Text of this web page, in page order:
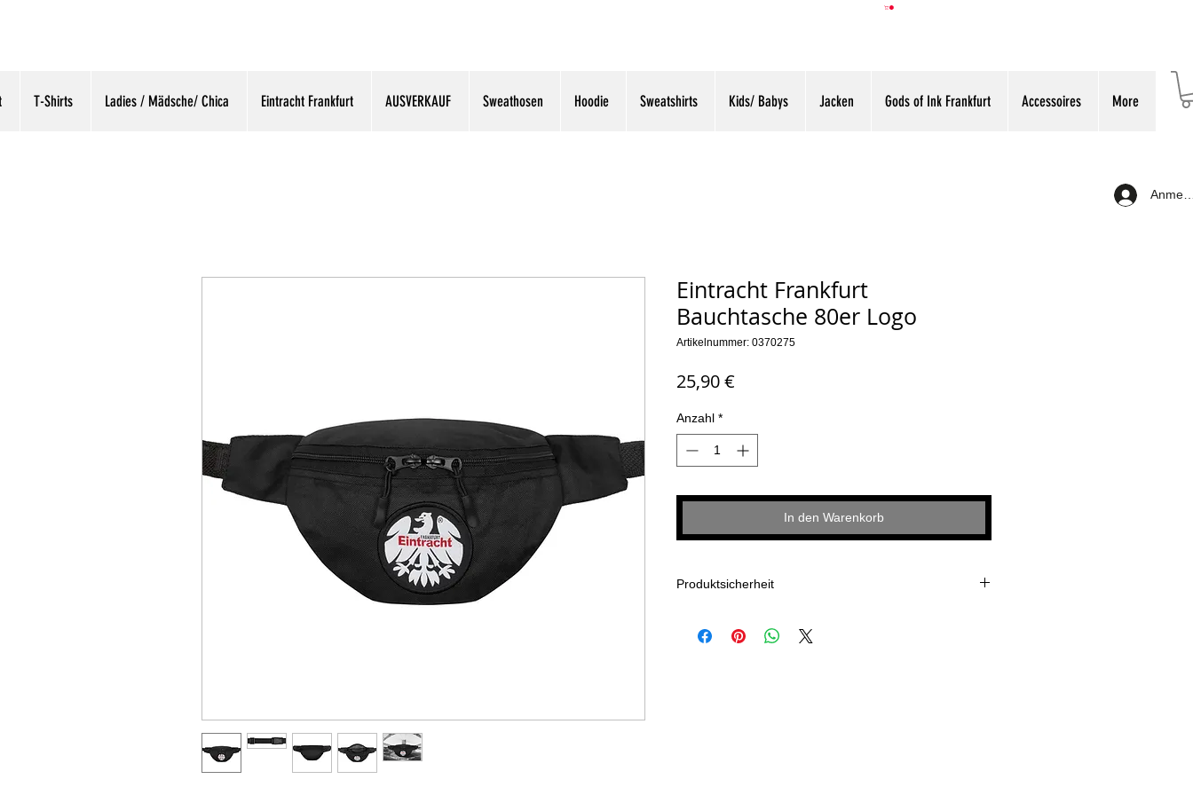
T-Shirts Ladies / Mädsche/ Chica Eintracht Frankfurt AUSVERKAUF Sweathosen Hoodie Sweatshirts Kids/ Babys Jacken Gods of Ink Frankfurt Accessoires More
Eintracht Frankfurt
Bauchtasche 80er Logo
Artikelnummer: 0370275
25,90 €
Anzahl *
In den Warenkorb
Produktsicherheit
Im Herzen von Europa 1